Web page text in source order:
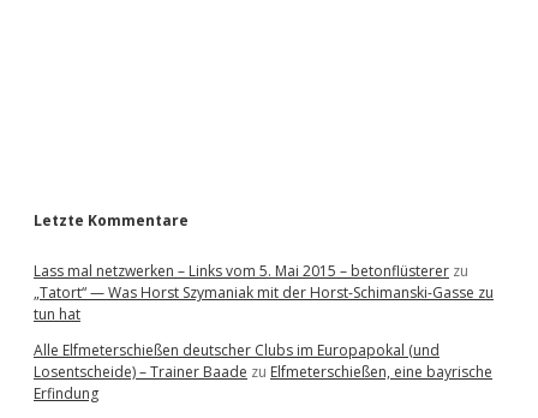
Letzte Kommentare
Lass mal netzwerken – Links vom 5. Mai 2015 – betonflüsterer zu
„Tatort“ — Was Horst Szymaniak mit der Horst-Schimanski-Gasse zu
tun hat
Alle Elfmeterschießen deutscher Clubs im Europapokal (und
Losentscheide) – Trainer Baade zu Elfmeterschießen, eine bayrische
Erfindung